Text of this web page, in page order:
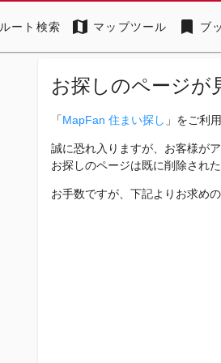
ルート検索 map マップツール bookmark ブ
お探しのページが
「MapFan 住まい探し 」をご利
誠に恐れ入りますが、お客様が
お探しのページは既に削除され
お手数ですが、下記よりお求め